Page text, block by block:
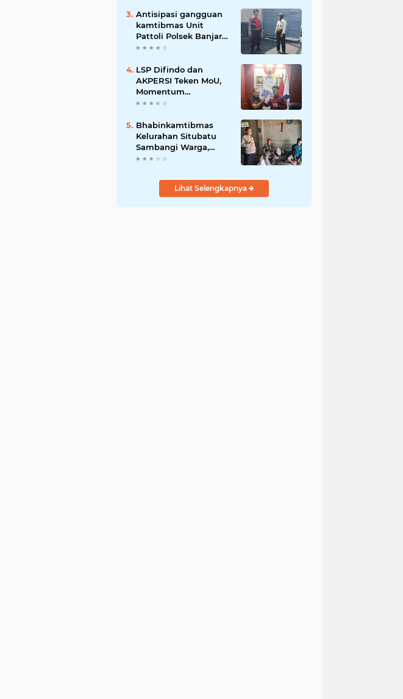
Antisipasi gangguan
kamtibmas Unit
Pattoli Polsek Banjar
melaksanakan patroli
keramaian di wilayah
hukum
LSP Difindo dan
AKPERSI Teken MoU,
Momentum
Kebangkitan
Jurnalis Nasional
Bhabinkamtibmas
Kelurahan Situbatu
Sambangi Warga,
Perkuat Silaturahmi
Wilayah
Lihat Selengkapnya